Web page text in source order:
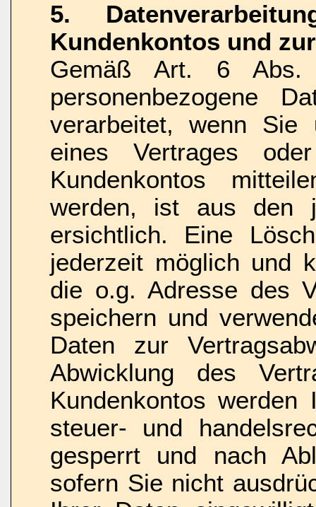
5.
Kundenkontos und
Gemäß Art. 6
personenbezogene
verarbeitet, wenn Sie
eines Vertrages
Kundenkontos
werden, ist aus den
ersichtlich. Eine
jederzeit möglich und
die o.g. Adresse des
speichern und
Daten zur
Abwicklung des
Kundenkontos
steuer- und
gesperrt und nach
sofern Sie nicht